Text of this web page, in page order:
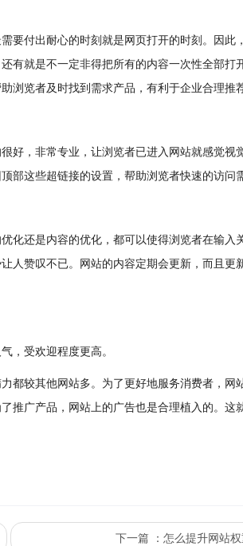
要付出耐心的时刻就是网页打开的时刻。因此
有就是不一定非得把所有的内容一次性全部打
浏览者及时找到需求产品，有利于企业合理推
好，非常专业，让浏览者已进入网站就感觉视
这些超链接的设置，帮助浏览者快速的访问
还是内容的优化，都可以使得浏览者在输入
人赞叹不已。网站的内容定期会更新，而且更
，受欢迎程度更高。
都较其他网站多。为了更好地服务消费者，网
推广产品，网站上的广告也是合理植入的。这
下一篇 ：怎么提升网站权